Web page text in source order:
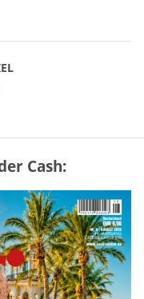
Wann Mieter
Sieben-Wochen-
Jobdaten
Cash: